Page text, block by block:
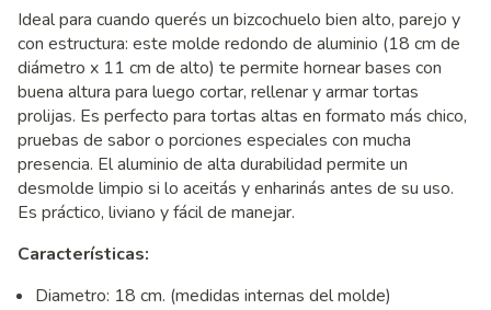
Ideal para cuando querés un bizcochuelo bien alto, parejo y
con estructura: este molde redondo de aluminio (18 cm de
diámetro x 11 cm de alto) te permite hornear bases con
buena altura para luego cortar, rellenar y armar tortas
prolijas. Es perfecto para tortas altas en formato más chico,
pruebas de sabor o porciones especiales con mucha
presencia. El aluminio de alta durabilidad permite un
desmolde limpio si lo aceitás y enharinás antes de su uso.
Es práctico, liviano y fácil de manejar.
Características:
Diametro: 18 cm. (medidas internas del molde)